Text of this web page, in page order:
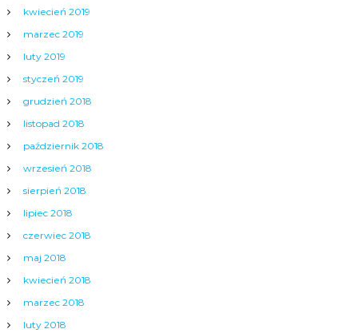
kwiecień 2019
marzec 2019
luty 2019
styczeń 2019
grudzień 2018
listopad 2018
październik 2018
wrzesień 2018
sierpień 2018
lipiec 2018
czerwiec 2018
maj 2018
kwiecień 2018
marzec 2018
luty 2018